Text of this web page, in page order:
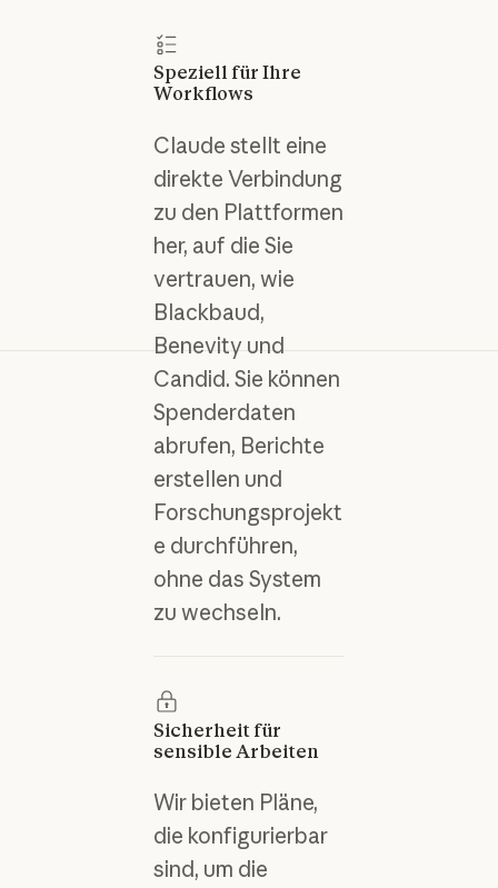
Speziell für Ihre
Workflows
Claude stellt eine
direkte Verbindung
zu den Plattformen
her, auf die Sie
vertrauen, wie
Blackbaud,
Benevity und
Candid. Sie können
Spenderdaten
abrufen, Berichte
erstellen und
Forschungsprojekt
e durchführen,
ohne das System
zu wechseln.
Sicherheit für
sensible Arbeiten
Wir bieten Pläne,
die konfigurierbar
sind, um die